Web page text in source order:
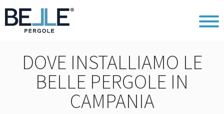
DOVE INSTALLIAMO LE
BELLE PERGOLE IN
CAMPANIA